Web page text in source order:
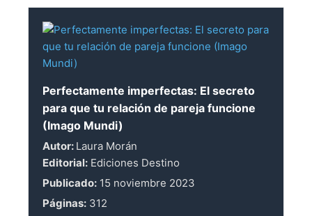
Perfectamente imperfectas: El secreto
para que tu relación de pareja funcione
(Imago Mundi)
Autor: Laura Morán
Editorial: Ediciones Destino
Publicado: 15 noviembre 2023
Páginas: 312